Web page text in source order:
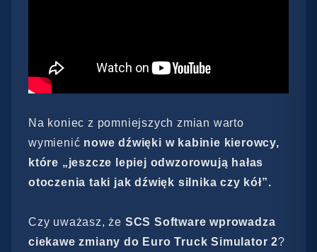
Na koniec z pomniejszych zmian warto
wymienić nowe dźwięki w kabinie kierowcy,
które „jeszcze lepiej odwzorowują hałas
otoczenia taki jak dźwięk silnika czy kół”.
Czy uważasz, że SCS Software wprowadza
ciekawe zmiany do Euro Truck Simulator 2?